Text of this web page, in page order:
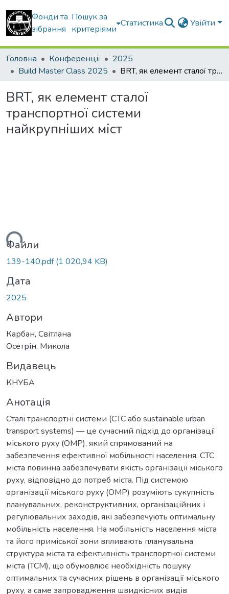
Фонди та
зібрання
Пошук за
критеріями
Статистика Увійти
Головна Конференції
2025
Build Master Class 2025
BRT, як елемент сталої транспортної системи найкрупніших міст
BRT, як елемент сталої
транспортної системи
найкрупніших міст
Файли
139-140.pdf(1 020,94 KB)
Дата
2025
Автори
Карбан, Світлана
Осетрін, Микола
Видавець
КНУБА
Анотація
Сталі транспортні системи (СТС або sustainable urban
transport systems) — це сучасний підхід до організації
міського руху (ОМР), який спрямований на
забезпечення ефективної мобільності населення. СТС
міста повинна забезпечувати якість організації міського
руху, відповідно до потреб міста. Під системою
організації міського руху (ОMP) розуміють сукупність
планувальних, реконструктивних, організаційних і
регулювальних заходів, які забезпечують оптимальну
мобільність населення. На мобільність населення міста
та його приміської зони впливають планувальна
структура міста та ефективність транспортної системи
міста (ТСМ), що обумовлює необхідність пошуку
оптимальних та сучасних рішень в організації міського
руху, а саме запровадження швидкісних видів